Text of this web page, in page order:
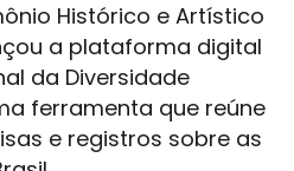
Histórico e Artístico
a plataforma digital
da Diversidade
ferramenta que reúne
e registros sobre as